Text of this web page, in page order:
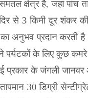
क्षेत्र है,जहां पांच
से 3 किमी दूर शंकर
का अनुभव प्रदान करती
नेपर्यटकों के लिए कुछ
प्रकार के जंगली जानवर
30 डिग्री